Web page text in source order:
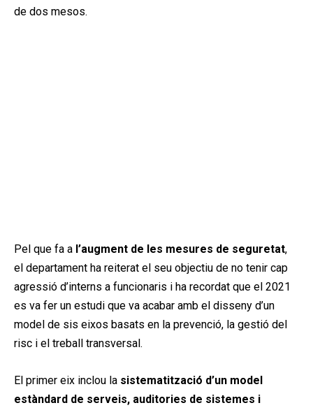
de dos mesos.
Pel que fa a l’augment de les mesures de seguretat,
el departament ha reiterat el seu objectiu de no tenir cap
agressió d’interns a funcionaris i ha recordat que el 2021
es va fer un estudi que va acabar amb el disseny d’un
model de sis eixos basats en la prevenció, la gestió del
risc i el treball transversal.
El primer eix inclou la sistematització d’un model
estàndard de serveis, auditories de sistemes i